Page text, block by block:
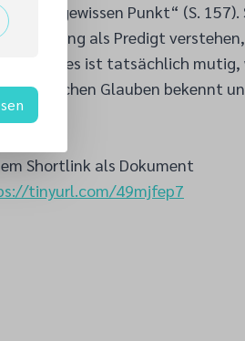
einem gewissen Punkt“ (S. 157).
als Predigt
Und es ist tatsächlich mutig,
persönlichen Glauben bekennt
Shortlink als Dokument
tinyurl.com/49mjfep7